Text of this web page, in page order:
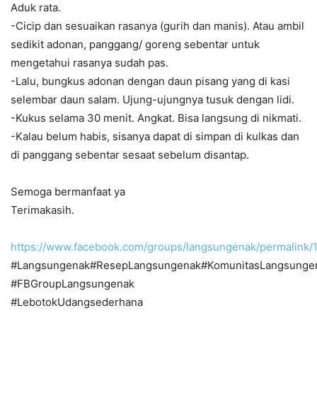
Aduk rata.
-Cicip dan sesuaikan rasanya (gurih dan manis). Atau ambil
sedikit adonan, panggang/ goreng sebentar untuk
mengetahui rasanya sudah pas.
-Lalu, bungkus adonan dengan daun pisang yang di kasi
selembar daun salam. Ujung-ujungnya tusuk dengan lidi.
-Kukus selama 30 menit. Angkat. Bisa langsung di nikmati.
-Kalau belum habis, sisanya dapat di simpan di kulkas dan
di panggang sebentar sesaat sebelum disantap.
Semoga bermanfaat ya
Terimakasih.
https://www.facebook.com/groups/langsungenak/
#FBGroupLangsungenak
#LebotokUdangsederhana